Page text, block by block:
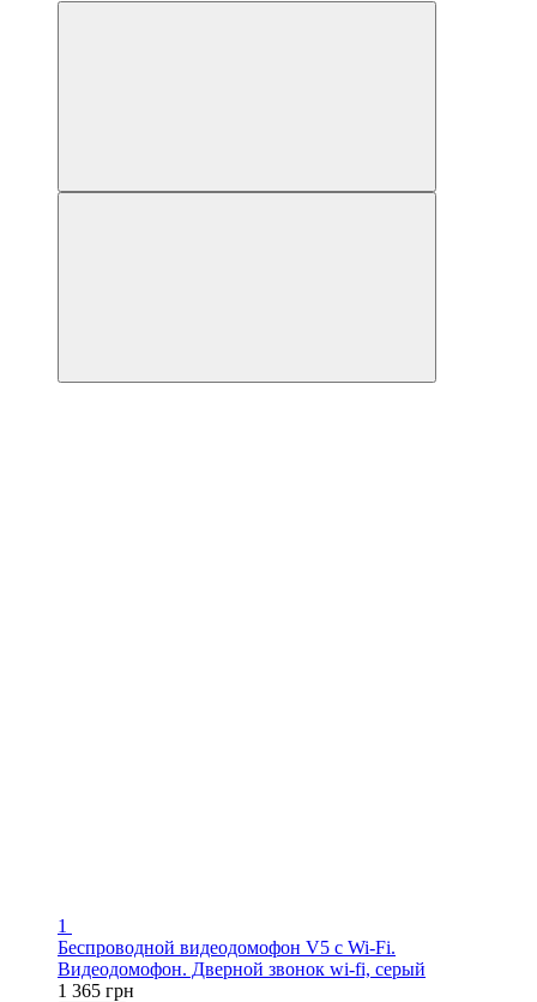
1
Беспроводной видеодомофон V5 с Wi-Fi.
Видеодомофон. Дверной звонок wi-fi, серый
1 365 грн